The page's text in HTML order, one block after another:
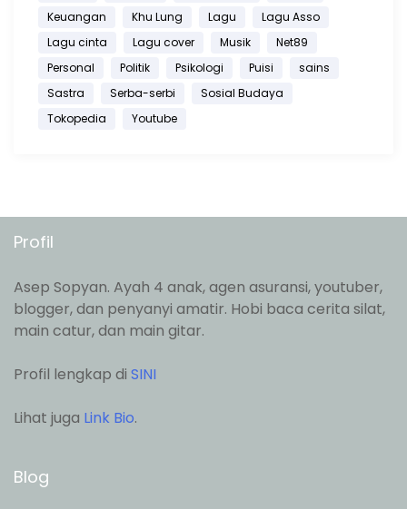
Keuangan
Khu Lung Lagu
Lagu Asso
Lagu cinta
Lagu cover Musik
Net89
Personal
Politik Psikologi Puisi
sains
Sastra
Serba-serbi
Sosial Budaya
Tokopedia
Youtube
Profil
Asep Sopyan. Ayah 4 anak, agen asuransi, youtuber,
blogger, dan penyanyi amatir. Hobi baca cerita silat,
main catur, dan main gitar.
Profil lengkap di SINI
Lihat juga Link Bio.
Blog